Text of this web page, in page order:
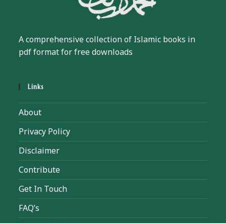
A comprehensive collection of Islamic books in
pdf format for free downloads
Links
About
Privacy Policy
Disclaimer
Contribute
Get In Touch
FAQ’s